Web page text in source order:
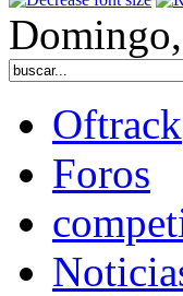
Oftrack
Foros